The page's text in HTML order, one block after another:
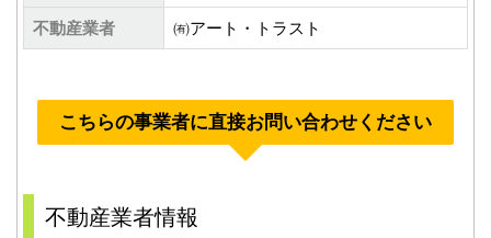
不動産業者
㈲アート・トラスト
こちらの事業者に直接お問い合わせください
不動産業者情報